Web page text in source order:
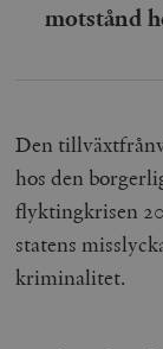
motstånd
Den
hos den
flyktingkrisen
statens
kriminalitet.